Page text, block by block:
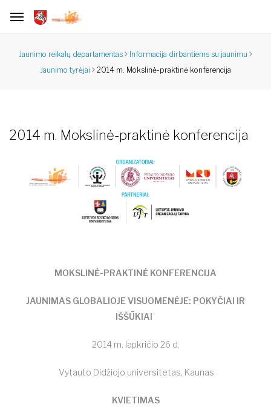
Jaunimo reikalų departamentas
Informacija dirbantiems su jaunimu
Jaunimo tyrėjai
2014 m. Mokslinė-praktinė konferencija
2014 m. Mokslinė-praktinė konferencija
MOKSLINĖ-PRAKTINĖ KONFERENCIJA
JAUNIMAS GLOBALIOJE VISUOMENĖJE: POKYČIAI IR
IŠŠŪKIAI
2014 m. lapkričio 26 d.
Vytauto Didžiojo universitetas, Kaunas
KVIETIMAS